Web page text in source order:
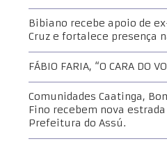
Bibiano recebe apoio de
Cruz e fortalece presença
FÁBIO FARIA, “O CARA DO
Comunidades Caatinga,
Fino recebem nova estrada
Prefeitura do Assú.